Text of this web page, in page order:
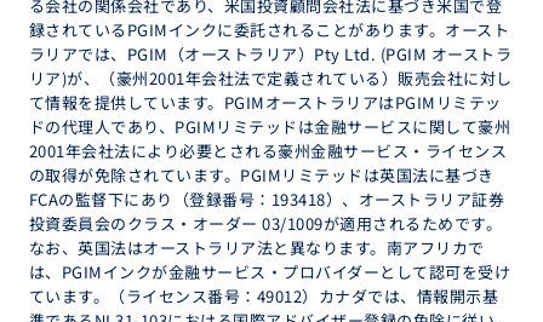
る会社の関係会社であり、米国投資顧問会社法に基づき米国で登
録されているPGIMインクに委託されることがあります。オースト
ラリアでは、PGIM（オーストラリア）Pty Ltd. (PGIM オーストラ
リア)が、（豪州2001年会社法で定義されている）販売会社に対し
て情報を提供しています。PGIMオーストラリアはPGIMリミテッ
ドの代理人であり、PGIMリミテッドは金融サービスに関して豪州
2001年会社法により必要とされる豪州金融サービス・ライセンス
の取得が免除されています。PGIMリミテッドは英国法に基づき
FCAの監督下にあり（登録番号：193418）、オーストラリア証券
投資委員会のクラス・オーダー 03/1009が適用されるためです。
なお、英国法はオーストラリア法と異なります。南アフリカで
は、PGIMインクが金融サービス・プロバイダーとして認可を受け
ています。（ライセンス番号：49012）カナダでは、情報開示基